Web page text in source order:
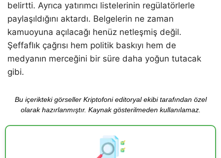
belirtti. Ayrıca yatırımcı listelerinin regülatörlerle
paylaşıldığını aktardı. Belgelerin ne zaman
kamuoyuna açılacağı henüz netleşmiş değil.
Şeffaflık çağrısı hem politik baskıyı hem de
medyanın merceğini bir süre daha yoğun tutacak
gibi.
Bu içerikteki görseller Kriptofoni editoryal ekibi tarafından özel
olarak hazırlanmıştır. Kaynak gösterilmeden kullanılamaz.